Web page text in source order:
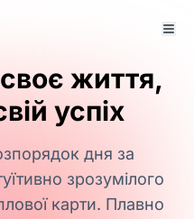
життя,
успіх
дня за
зрозумілого
карти. Плавно